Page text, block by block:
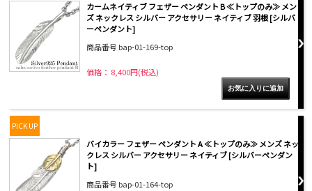
カームネイティブ フェザー ペンダント B ≪トップのみ≫ メン
ズ ネックレス シルバー アクセサリー ネイティブ 羽根 [シルバ
ーペンダント]
商品番号 bap-01-169-top
価格： 8,400円(税込)
PICK UP
バイカラー フェザー ペンダント A ≪トップのみ≫ メンズ ネッ
クレス シルバー アクセサリー ネイティブ [シルバーペンダン
ト]
商品番号 bap-01-164-top